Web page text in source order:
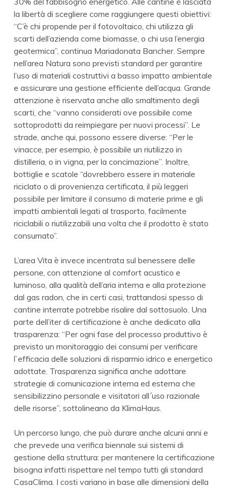
la libertà di scegliere come raggiungere questi obiettivi:
“C’è chi propende per il fotovoltaico, chi utilizza gli
scarti dell’azienda come biomasse, o chi usa l’energia
geotermica”, continua Mariadonata Bancher. Sempre
nell’area Natura sono previsti standard per garantire
l’uso di materiali costruttivi a basso impatto ambientale
e assicurare una gestione efficiente dell’acqua. Grande
attenzione è riservata anche allo smaltimento degli
scarti, che “vanno considerati ove possibile come
sottoprodotti da reimpiegare per nuovi processi”. Le
strade, anche qui, possono essere diverse: “Per le
vinacce, per esempio, è possibile un riutilizzo in
distilleria, o in vigna, per la concimazione”. Inoltre,
bottiglie e scatole “dovrebbero essere in materiale
riciclato o di provenienza certificata, il più leggeri
possibile per limitare il consumo di materie prime e gli
impatti ambientali legati al trasporto, facilmente
riciclabili o riutilizzabili una volta che il prodotto è stato
consumato”.
L’area Vita è invece incentrata sul benessere delle
persone, con attenzione al comfort acustico e
luminoso, alla qualità dell’aria interna e alla protezione
dal gas radon, che in certi casi, trattandosi spesso di
cantine interrate potrebbe risalire dal sottosuolo. Una
parte dell’iter di certificazione è anche dedicato alla
trasparenza: “Per ogni fase del processo produttivo è
previsto un monitoraggio dei consumi per verificare
l`efficacia delle soluzioni di risparmio idrico e energetico
adottate. Trasparenza significa anche adottare
strategie di comunicazione interna ed esterna che
sensibilizzino personale e visitatori all´uso razionale
delle risorse”, sottolineano da KlimaHaus.
Un percorso lungo, che può durare anche alcuni anni e
che prevede una verifica biennale sui sistemi di
gestione della struttura: per mantenere la certificazione
bisogna infatti rispettare nel tempo tutti gli standard
CasaClima. I costi variano in base alle dimensioni della